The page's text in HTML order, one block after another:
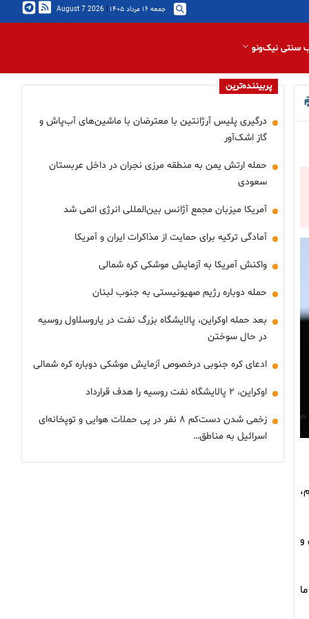
جمعه ۱۶ مرداد ۱۴۰۵ |
2026 August 7
سنتی نیک‌ونو
و
ما
پربیننده‌ترین
درگیری پلیس آرژانتین با معترضان با ماشین‌های آب‌پاش و
گاز اشک‌آور
حمله ارتش یمن به منطقه مرزی نجران در داخل عربستان
سعودی
آمریکا میزبان مجمع آژانس بین‌المللی انرژی اتمی شد
آمادگی ترکیه برای حمایت از مذاکرات ایران و آمریکا
واکنش آمریکا به آزمایش موشکی کره شمالی
حمله دوباره رژیم صهیونیستی به جنوب لبنان
بعد حمله اوکراین، پالایشگاه بزرگ نفت در یاروسلاول روسیه
در حال سوختن
ادعای کره جنوبی درخصوص آزمایش موشکی دوباره کره شمالی
اوکراین، ۲ پالایشگاه نفت روسیه را هدف قرارداد
زخمی شدن دست‌کم ۸ نفر در پی حملات هوایی و توپخانه‌ای
اسرائیل به مناطق…